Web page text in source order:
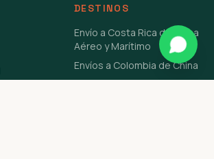
DESTINOS
Envío a Costa Rica de China
Aéreo y Marítimo
Envíos a Colombia de China